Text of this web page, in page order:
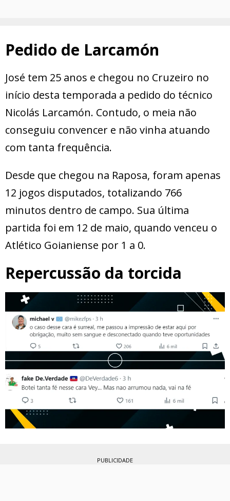
Pedido de Larcamón
José tem 25 anos e chegou no Cruzeiro no
início desta temporada a pedido do técnico
Nicolás Larcamón. Contudo, o meia não
conseguiu convencer e não vinha atuando
com tanta frequência.
Desde que chegou na Raposa, foram apenas
12 jogos disputados, totalizando 766
minutos dentro de campo. Sua última
partida foi em 12 de maio, quando venceu o
Atlético Goianiense por 1 a 0.
Repercussão da torcida
PUBLICIDADE